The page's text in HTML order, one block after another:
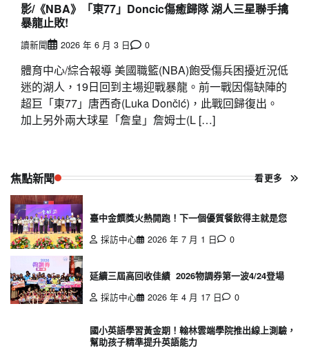
影/《NBA》「東77」Doncic傷癒歸隊 湖人三星聯手擒
暴龍止敗!
讀新聞 2026 年 6 月 3 日 0
體育中心/綜合報導 美國職籃(NBA)飽受傷兵困擾近況低
迷的湖人，19日回到主場迎戰暴龍。前一戰因傷缺陣的
超巨「東77」唐西奇(Luka Dončić)，此戰回歸復出。
加上另外兩大球星「詹皇」詹姆士(L […]
焦點新聞 看更多
臺中金饌獎火熱開跑！下一個優質餐飲得主就是您
採訪中心
2026 年 7 月 1 日 0
延續三屆高回收佳績 2026物調券第一波4/24登場
採訪中心
2026 年 4 月 17 日 0
國小英語學習黃金期！翰林雲端學院推出線上測驗，
幫助孩子精準提升英語能力